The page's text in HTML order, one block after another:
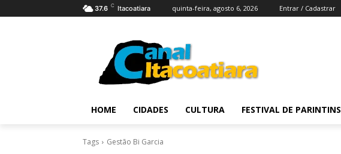
37.6 C Itacoatiara quinta-feira, agosto 6, 2026 Entrar / Cadastrar
HOME CIDADES CULTURA FESTIVAL DE PARINTINS
Tags Gestão Bi Garcia